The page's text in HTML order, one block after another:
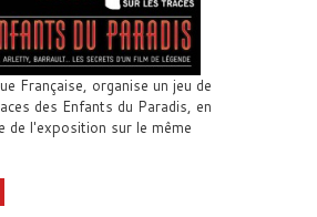
Française, organise un jeu de
des Enfants du Paradis, en
de l'exposition sur le même